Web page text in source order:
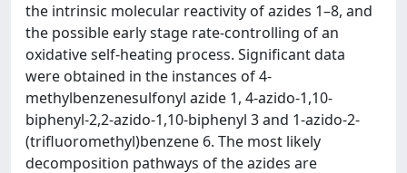
the intrinsic molecular reactivity of azides 1–8, and
the possible early stage rate-controlling of an
oxidative self-heating process. Significant data
were obtained in the instances of 4-
methylbenzenesulfonyl azide 1, 4-azido-1,10-
biphenyl-2,2-azido-1,10-biphenyl 3 and 1-azido-2-
(trifluoromethyl)benzene 6. The most likely
decomposition pathways of the azides are